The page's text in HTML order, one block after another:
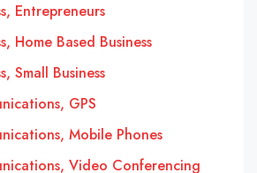
Entrepreneurs
Home Based Business
Small Business
GPS
Mobile Phones
Video Conferencing